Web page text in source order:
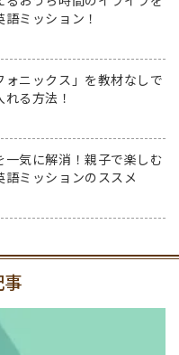
ミッション！
ォニックス」を教材なしで
る方法！
一気に解消！親子で楽しむ
語ミッションのススメ